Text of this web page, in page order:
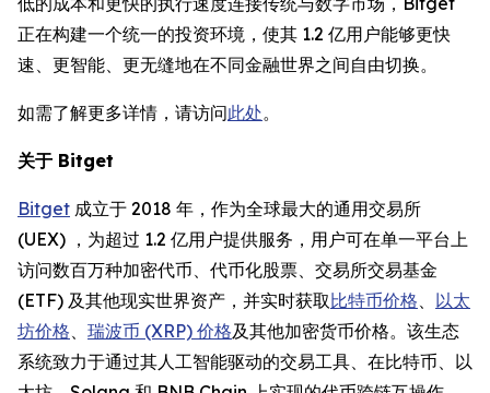
正在构建一个统一的投资环境，使其 1.2 亿用户能够更快
速、更智能、更无缝地在不同金融世界之间自由切换。
如需了解更多详情，请访问此处。
关于 Bitget
Bitget 成立于 2018 年，作为全球最大的通用交易所
(UEX) ，为超过 1.2 亿用户提供服务，用户可在单一平台上
访问数百万种加密代币、代币化股票、交易所交易基金
(ETF) 及其他现实世界资产，并实时获取 比特币价格、 以太
坊价格、 瑞波币 (XRP) 价格及其他加密货币价格。该生态
系统致力于通过其人工智能驱动的交易工具、在比特币、以